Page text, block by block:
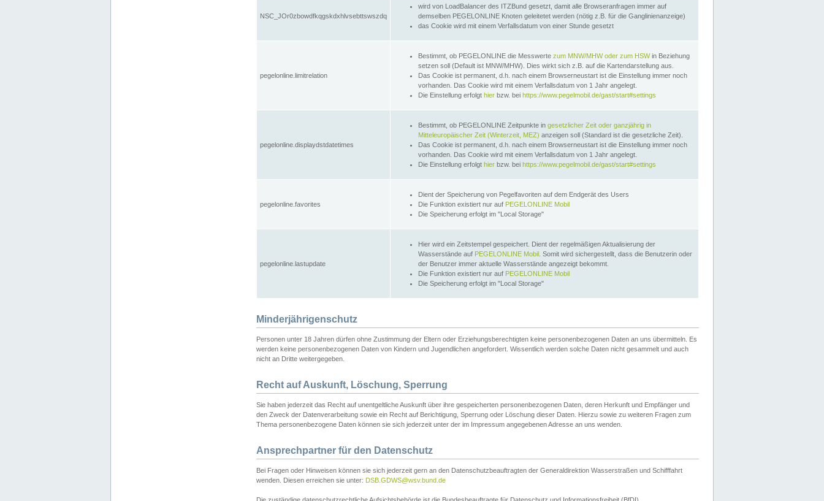
NSC_JOr0zbowdfkqgskdxhlvsebttswszdq
wird von LoadBalancer des ITZBund gesetzt, damit alle Browseranfragen immer auf
demselben PEGELONLINE Knoten geleitetet werden (nötig z.B. für die Ganglinienanzeige)
das Cookie wird mit einem Verfallsdatum von einer Stunde gesetzt
pegelonline.limitrelation
Bestimmt, ob PEGELONLINE die Messwerte zum MNW/MHW oder zum HSWin Beziehung
setzen soll (Default ist MNW/MHW). Dies wirkt sich z.B. auf die Kartendarstellung aus.
Das Cookie ist permanent, d.h. nach einem Browserneustart ist die Einstellung immer noch
vorhanden. Das Cookie wird mit einem Verfallsdatum von 1 Jahr angelegt.
Die Einstellung erfolgt hier bzw. bei https://www.pegelmobil.de/gast/start#settings
pegelonline.displaydstdatetimes
Bestimmt, ob PEGELONLINE Zeitpunkte in gesetzlicher Zeit oder ganzjährig in
Mitteleuropäischer Zeit (Winterzeit, MEZ) anzeigen soll (Standard ist die gesetzliche Zeit).
Das Cookie ist permanent, d.h. nach einem Browserneustart ist die Einstellung immer noch
vorhanden. Das Cookie wird mit einem Verfallsdatum von 1 Jahr angelegt.
Die Einstellung erfolgt hier bzw. bei https://www.pegelmobil.de/gast/start#settings
pegelonline.favorites
Dient der Speicherung von Pegelfavoriten auf dem Endgerät des Users
Die Funktion existiert nur auf PEGELONLINE Mobil
Die Speicherung erfolgt im "Local Storage"
pegelonline.lastupdate
Hier wird ein Zeitstempel gespeichert. Dient der regelmäßigen Aktualisierung der
Wasserstände auf PEGELONLINE Mobil . Somit wird sichergestellt, dass die Benutzerin oder
der Benutzer immer aktuelle Wasserstände angezeigt bekommt.
Die Funktion existiert nur auf PEGELONLINE Mobil
Die Speicherung erfolgt im "Local Storage"
Minderjährigenschutz
Personen unter 18 Jahren dürfen ohne Zustimmung der Eltern oder Erziehungsberechtigten keine personenbezogenen Daten an uns übermitteln. Es
werden keine personenbezogenen Daten von Kindern und Jugendlichen angefordert. Wissentlich werden solche Daten nicht gesammelt und auch
nicht an Dritte weitergegeben.
Recht auf Auskunft, Löschung, Sperrung
Sie haben jederzeit das Recht auf unentgeltliche Auskunft über ihre gespeicherten personenbezogenen Daten, deren Herkunft und Empfänger und
den Zweck der Datenverarbeitung sowie ein Recht auf Berichtigung, Sperrung oder Löschung dieser Daten. Hierzu sowie zu weiteren Fragen zum
Thema personenbezogene Daten können sie sich jederzeit unter der im Impressum angegebenen Adresse an uns wenden.
Ansprechpartner für den Datenschutz
Bei Fragen oder Hinweisen können sie sich jederzeit gern an den Datenschutzbeauftragten der Generaldirektion Wasserstraßen und Schifffahrt
wenden. Diesen erreichen sie unter: DSB.GDWS@wsv.bund.de